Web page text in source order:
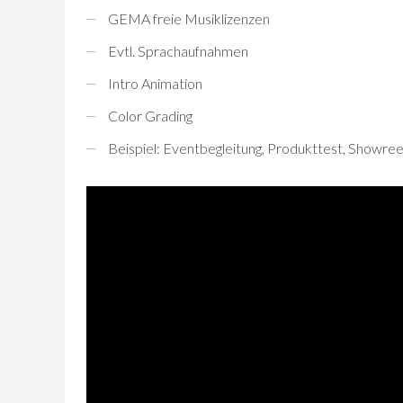
GEMA freie Musiklizenzen
Evtl. Sprachaufnahmen
Intro Animation
Color Grading
Beispiel: Eventbegleitung, Produkttest,